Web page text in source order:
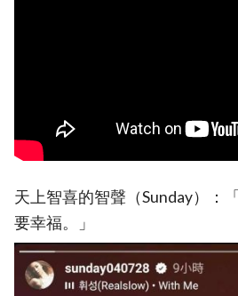
天上智喜的智聲（Sunday）：
要幸福。」